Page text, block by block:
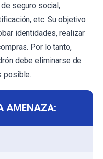
seguro social,
etc. Su objetivo
identidades, realizar
Por lo tanto,
debe eliminarse de
posible.
AMENAZA: